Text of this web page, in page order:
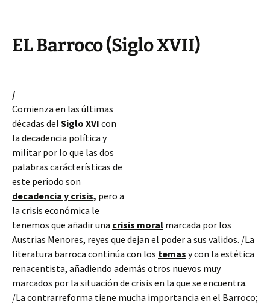
EL Barroco (Siglo XVII)
/
Comienza en las últimas
décadas del Siglo XVI con
la decadencia política y
militar por lo que las dos
palabras carácterísticas de
este periodo son
decadencia y crisis, pero a
la crisis económica le
tenemos que añadir una crisis moral marcada por los
Austrias Menores, reyes que dejan el poder a sus validos. /La
literatura barroca continúa con los temas y con la estética
renacentista, añadiendo además otros nuevos muy
marcados por la situación de crisis en la que se encuentra.
/La contrarreforma tiene mucha importancia en el Barroco;